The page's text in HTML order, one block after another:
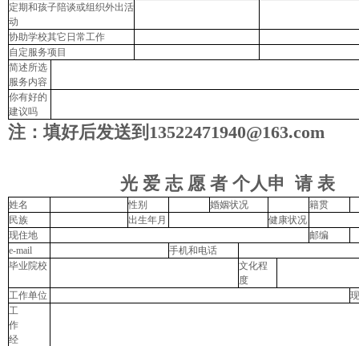
定期和孩子陪谈或组织外出活
动
协助学校其它日常工作
自定服务项目
简述所选
服务内容
你有好的
建议吗
注：填好后发送到 13522471940@163.com
光 爱 志 愿 者 个人申 请 表
姓名 性别 婚姻状况
籍贯
民族
出生年月
健康状况
现住地
邮编
e-mail
手机和电话
毕业院校
文化程
度
工作单位
工
作
经